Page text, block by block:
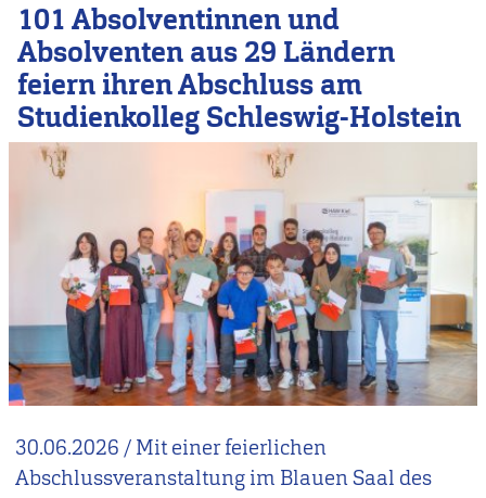
101 Absolventinnen und
Absolventen aus 29 Ländern
feiern ihren Abschluss am
Studienkolleg Schleswig-Holstein
30.06.2026 /Mit einer feierlichen
Abschlussveranstaltung im Blauen Saal des